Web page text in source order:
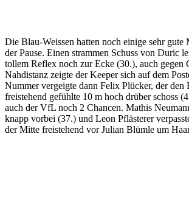
Die Blau-Weissen hatten noch einige sehr
der Pause. Einen strammen Schuss von Duric
tollem Reflex noch zur Ecke (30.), auch gegen
Nahdistanz zeigte der Keeper sich auf dem
Nummer vergeigte dann Felix Plücker, der
freistehend gefühlte 10 m hoch drüber schoss
auch der VfL noch 2 Chancen. Mathis
knapp vorbei (37.) und Leon Pflästerer
der Mitte freistehend vor Julian Blümle um